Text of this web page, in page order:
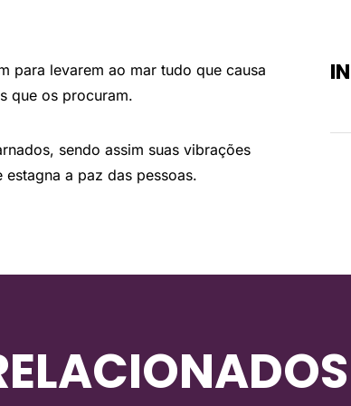
para levarem ao mar tudo que causa
que os procuram.
sendo assim suas vibrações
a paz das pessoas.